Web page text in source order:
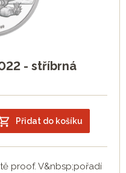
- stříbrná
Přidat do košíku
proof. V&nbsp;pořadí